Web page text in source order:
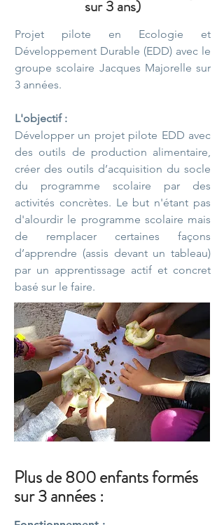
sur 3 ans)
Projet pilote en Ecologie et
Développement Durable (EDD) avec le
groupe scolaire Jacques Majorelle sur
3 années.
L'objectif :
Développer un projet pilote EDD avec
des outils de production alimentaire,
créer des outils d’acquisition du socle
du programme scolaire par des
activités concrètes. Le but n'étant pas
d'alourdir le programme scolaire mais
de remplacer certaines façons
d’apprendre (assis devant un tableau)
par un apprentissage actif et concret
basé sur le faire.
Plus de 800 enfants formés
sur 3 années :